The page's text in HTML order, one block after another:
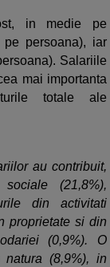
in medie pe
persoana), iar
Salariile
mai importanta
totale ale
au contribuit,
(21,8%),
din activitati
proprietate si din
(0,9%). O
(8,9%), in